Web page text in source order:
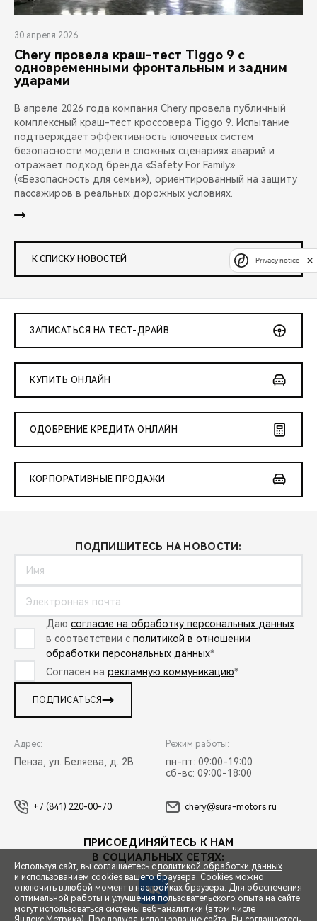
СПЕЦПРЕДЛОЖЕНИЯ
30 апреля 2026
Chery провела краш-тест Tiggo 9 с
одновременными фронтальным и задним
ударами
В апреле 2026 года компания Chery провела публичный
комплексный краш-тест кроссовера Tiggo 9. Испытание
подтверждает эффективность ключевых систем
безопасности модели в сложных сценариях аварий и
отражает подход бренда «Safety For Family»
(«Безопасность для семьи»), ориентированный на защиту
пассажиров в реальных дорожных условиях.
К СПИСКУ НОВОСТЕЙ
ЗАПИСАТЬСЯ НА ТЕСТ-ДРАЙВ
КУПИТЬ ОНЛАЙН
ОДОБРЕНИЕ КРЕДИТА ОНЛАЙН
КОРПОРАТИВНЫЕ ПРОДАЖИ
ПОДПИШИТЕСЬ НА НОВОСТИ:
Даю согласие на обработку персональных данных
в соответствии с политикой в отношении
обработки персональных данных*
Согласен на рекламную коммуникацию*
ПОДПИСАТЬСЯ
Адрес:
Пенза, ул. Беляева, д. 2В
Режим работы:
пн-пт: 09:00-19:00
сб-вс: 09:00-18:00
+7 (841) 220-00-70 chery@sura-motors.ru
ПРИСОЕДИНЯЙТЕСЬ К НАМ
В СОЦИАЛЬНЫХ СЕТЯХ:
Используя сайт, вы соглашаетесь с политикой обработки данных
и использованием cookies вашего браузера. Cookies можно
отключить в любой момент в настройках браузера. Для обеспечения
оптимальной работы и улучшения пользовательского опыта на сайте
могут использоваться системы веб-аналитики (в том числе
Privacy notice